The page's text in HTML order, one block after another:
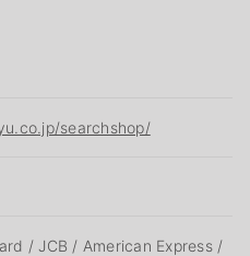
searchshop/
/ JCB / American Express /